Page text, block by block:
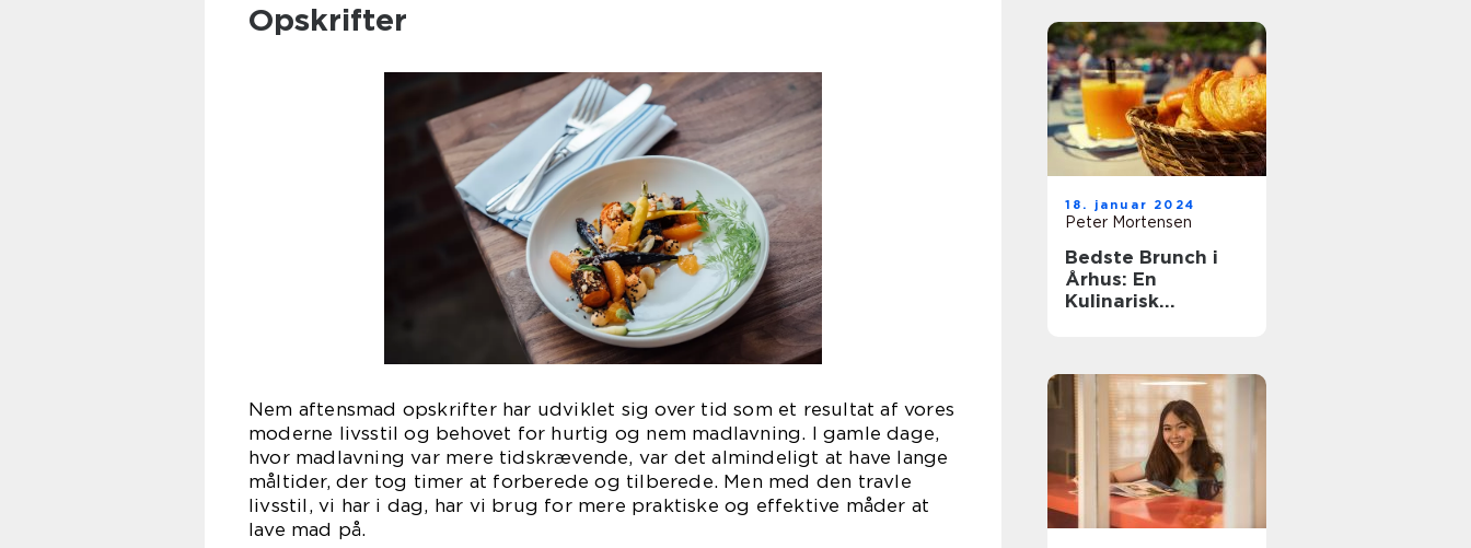
Opskrifter
Nem aftensmad opskrifter har udviklet sig over tid som et resultat af vores
moderne livsstil og behovet for hurtig og nem madlavning. I gamle dage,
hvor madlavning var mere tidskrævende, var det almindeligt at have lange
måltider, der tog timer at forberede og tilberede. Men med den travle
livsstil, vi har i dag, har vi brug for mere praktiske og effektive måder at
lave mad på.
18. januar 2024
Peter Mortensen
Bedste Brunch i
Århus: En
Kulinarisk